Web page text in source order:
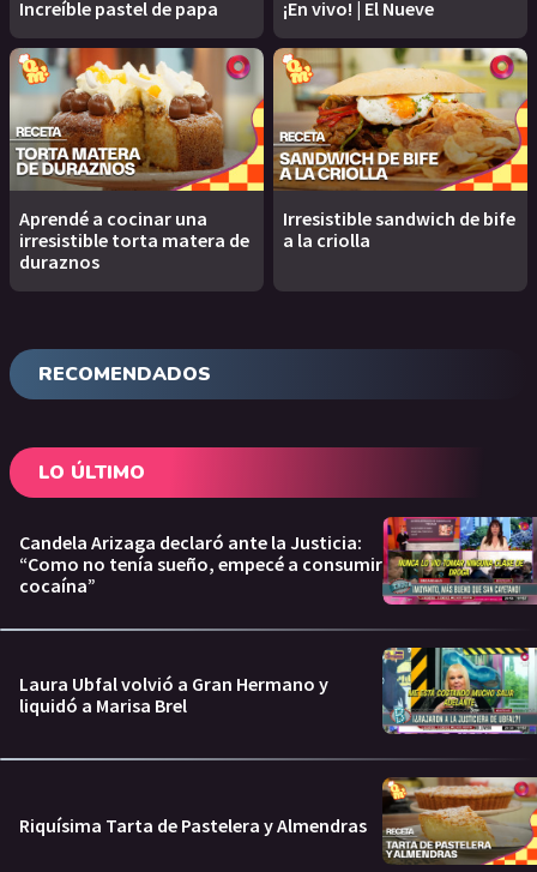
Increíble pastel de papa ¡En vivo! | El Nueve
Aprendé a cocinar una
irresistible torta matera de
duraznos
Irresistible sandwich de bife
a la criolla
RECOMENDADOS
LO ÚLTIMO
Candela Arizaga declaró ante la Justicia:
“Como no tenía sueño, empecé a consumir
cocaína”
Laura Ubfal volvió a Gran Hermano y
liquidó a Marisa Brel
Riquísima Tarta de Pastelera y Almendras